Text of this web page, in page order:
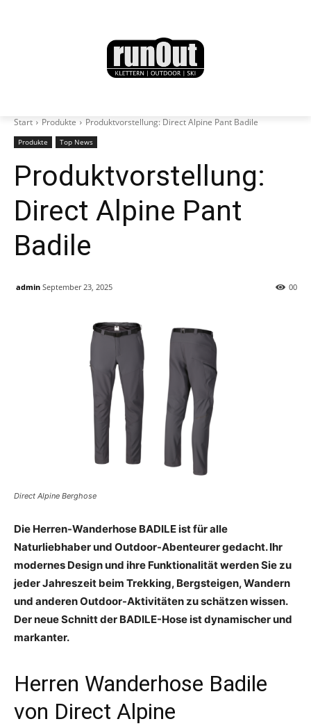
Start Produkte Produktvorstellung: Direct Alpine Pant Badile
Produkte Top News
Produktvorstellung:
Direct Alpine Pant
Badile
admin September 23, 2025 0
0
Direct Alpine Berghose
Die Herren-Wanderhose BADILE ist für alle
Naturliebhaber und Outdoor-Abenteurer gedacht. Ihr
modernes Design und ihre Funktionalität werden Sie zu
jeder Jahreszeit beim Trekking, Bergsteigen, Wandern
und anderen Outdoor-Aktivitäten zu schätzen wissen.
Der neue Schnitt der BADILE-Hose ist dynamischer und
markanter.
Herren Wanderhose Badile
von Direct Alpine